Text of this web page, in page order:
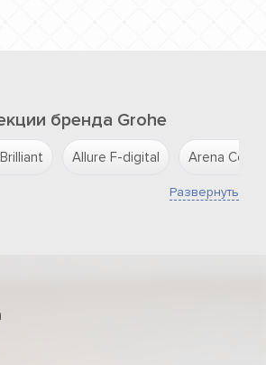
бренда Grohe
Allure F-digital Arena
Развернуть